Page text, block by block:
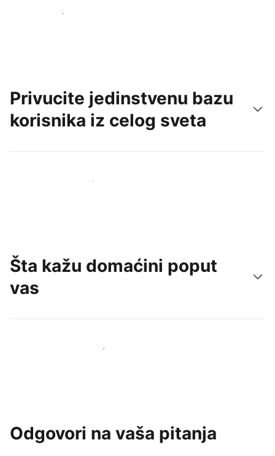
Počnite već danas
Privucite jedinstvenu bazu
korisnika iz celog sveta
Privucite nove goste već danas
Šta kažu domaćini poput
vas
Pridružite se domaćinima poput vas
Odgovori na vaša pitanja